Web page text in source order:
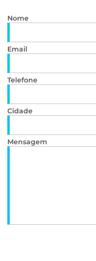
Nome
Email
Telefone
Cidade
Mensagem